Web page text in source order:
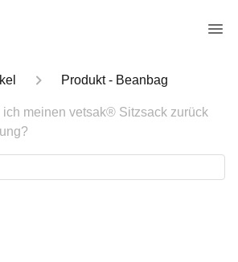
Produkt - Beanbag
meinen vetsak® Sitzsack zurück